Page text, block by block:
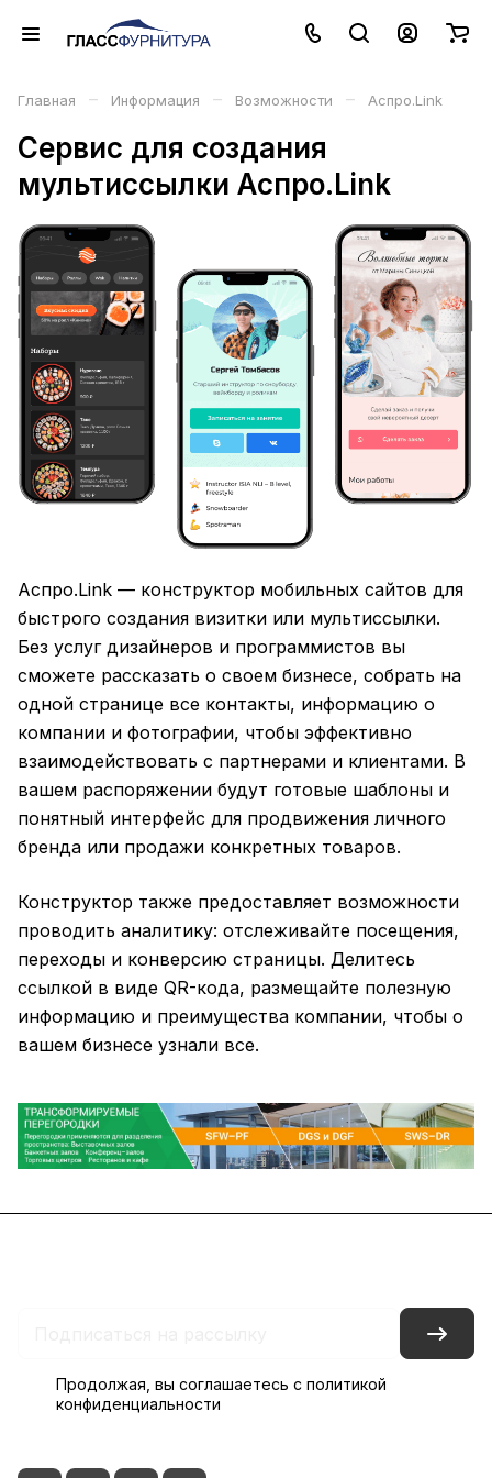
Главная – Информация – Возможности – Аспро.Link
Сервис для создания
мультиссылки Аспро.Link
Аспро.Link — конструктор мобильных сайтов для
быстрого создания визитки или мультиссылки.
Без услуг дизайнеров и программистов вы
сможете рассказать о своем бизнесе, собрать на
одной странице все контакты, информацию о
компании и фотографии, чтобы эффективно
взаимодействовать с партнерами и клиентами. В
вашем распоряжении будут готовые шаблоны и
понятный интерфейс для продвижения личного
бренда или продажи конкретных товаров.
Конструктор также предоставляет возможности
проводить аналитику: отслеживайте посещения,
переходы и конверсию страницы. Делитесь
ссылкой в виде QR-кода, размещайте полезную
информацию и преимущества компании, чтобы о
вашем бизнесе узнали все.
Продолжая, вы соглашаетесь с политикой
конфиденциальности